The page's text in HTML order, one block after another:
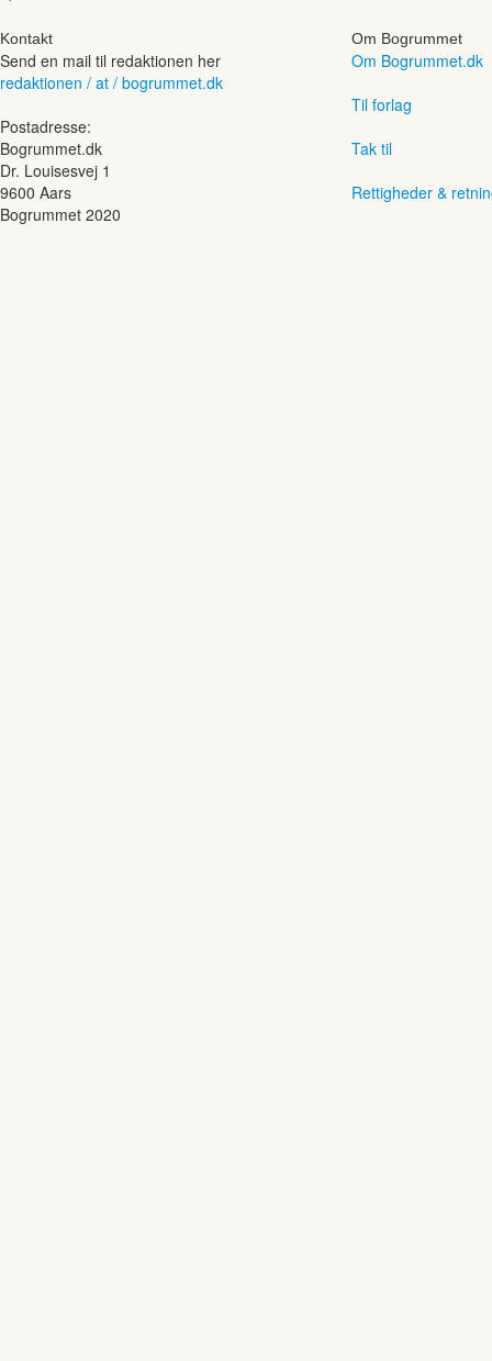
Kontakt
Send en mail til redaktionen her
redaktionen / at / bogrummet.dk
Postadresse:
Bogrummet.dk
Dr. Louisesvej 1
9600 Aars
Om Bogrummet
Om Bogrummet.dk
Til forlag
Tak til
Rettigheder &
Bogrummet 2020